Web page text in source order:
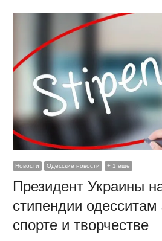
Новости Одесские новости + 1 еще
Президент Украины
стипендии одесситам
спорте и творчестве